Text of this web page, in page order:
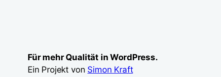
Für mehr Qualität in WordPress.
Ein Projekt von Simon Kraft